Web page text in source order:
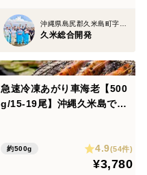
沖縄県島尻郡久米島町字北原
久米総合開発
急速冷凍あがり車海老【500
g/15-19尾】沖縄久米島で育
【加熱調理用】【専用化粧
箱】【熨斗可※名入れ不可】
約500g 4.9(54件)
¥3,780